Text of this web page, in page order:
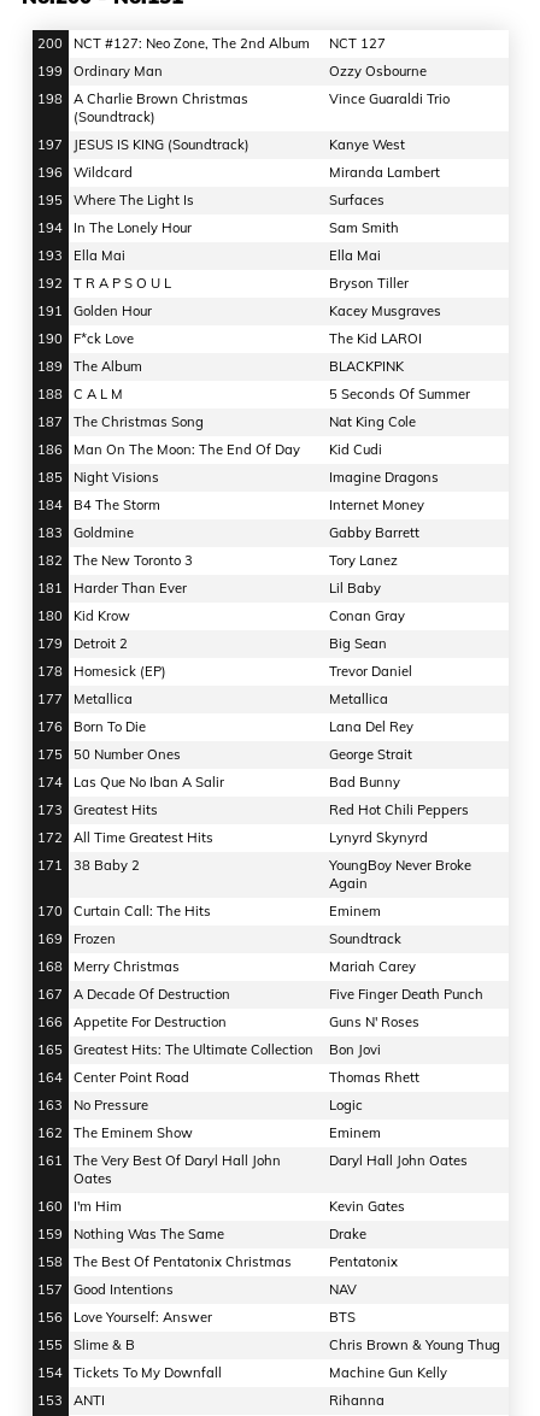
200 NCT #127: Neo Zone, The 2nd Album
NCT 127
199
Ordinary Man
Ozzy Osbourne
198
A Charlie Brown Christmas
(Soundtrack)
Vince Guaraldi Trio
197 JESUS IS KING (Soundtrack)
Kanye West
196
Wildcard
Miranda Lambert
195
Where The Light Is
Surfaces
194
In The Lonely Hour
Sam Smith
193
Ella Mai
Ella Mai
192
T R A P S O U L
Bryson Tiller
191
Golden Hour
Kacey Musgraves
190
F*ck Love
The Kid LAROI
189
The Album
BLACKPINK
188
C A L M
5 Seconds Of Summer
187
The Christmas Song
Nat King Cole
186
Man On The Moon: The End Of Day
Kid Cudi
185
Night Visions
Imagine Dragons
184
B4 The Storm
Internet Money
183
Goldmine
Gabby Barrett
182
The New Toronto 3
Tory Lanez
181
Harder Than Ever
Lil Baby
180
Kid Krow
Conan Gray
179
Detroit 2
Big Sean
178
Homesick (EP)
Trevor Daniel
177
Metallica
Metallica
176
Born To Die
Lana Del Rey
175
50 Number Ones
George Strait
174
Las Que No Iban A Salir
Bad Bunny
173
Greatest Hits
Red Hot Chili Peppers
172
All Time Greatest Hits
Lynyrd Skynyrd
171
38 Baby 2
YoungBoy Never Broke
Again
170
Curtain Call: The Hits
Eminem
169
Frozen
Soundtrack
168
Merry Christmas
Mariah Carey
167
A Decade Of Destruction
Five Finger Death Punch
166
Appetite For Destruction
Guns N' Roses
165
Greatest Hits: The Ultimate Collection
Bon Jovi
164
Center Point Road
Thomas Rhett
163
No Pressure
Logic
162
The Eminem Show
Eminem
161
The Very Best Of Daryl Hall John
Oates
Daryl Hall John Oates
160 I'm Him
Kevin Gates
159
Nothing Was The Same
Drake
158
The Best Of Pentatonix Christmas
Pentatonix
157
Good Intentions
NAV
156
Love Yourself: Answer
BTS
155
Slime & B
Chris Brown & Young Thug
154
Tickets To My Downfall
Machine Gun Kelly
153
ANTI
Rihanna